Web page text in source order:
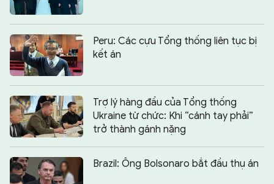
Peru: Các cựu Tổng thống liên tục bị
kết án
Trợ lý hàng đầu của Tổng thống
Ukraine từ chức: Khi “cánh tay phải”
trở thành gánh nặng
Brazil: Ông Bolsonaro bắt đầu thụ án